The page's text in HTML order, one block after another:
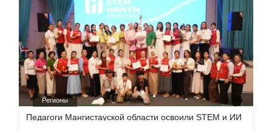
Регионы
Педагоги Мангистауской области освоили STEM и ИИ